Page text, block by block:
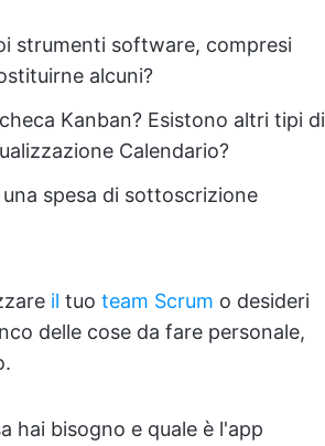
strumenti software, compresi
alcuni?
Kanban? Esistono altri tipi di
Calendario?
spesa di sottoscrizione
il tuo team Scrum o desideri
delle cose da fare personale,
hai bisogno e quale è l'app